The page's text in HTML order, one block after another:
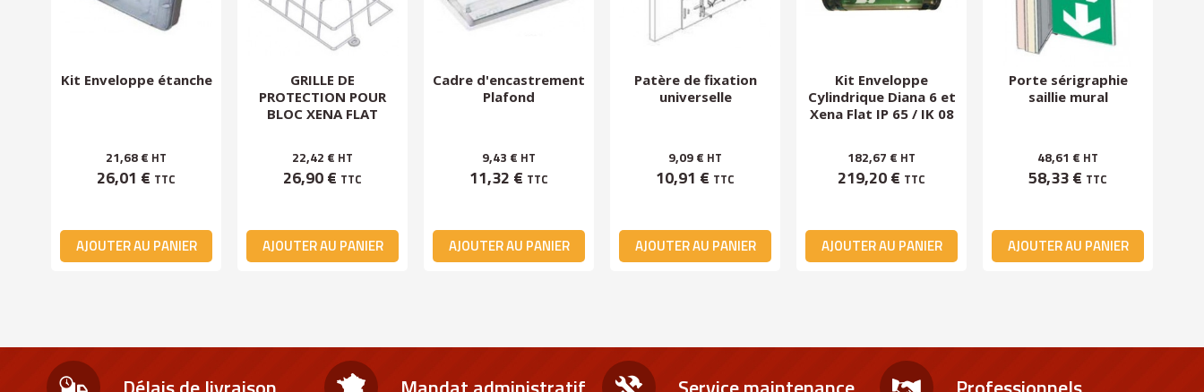
Kit Enveloppe étanche
21,68 € HT
26,01 € TTC
AJOUTER AU PANIER
GRILLE DE
PROTECTION POUR
BLOC XENA FLAT
22,42 € HT
26,90 € TTC
AJOUTER AU PANIER
Cadre d'encastrement
Plafond
9,43 € HT
11,32 € TTC
AJOUTER AU PANIER
Patère de fixation
universelle
9,09 € HT
10,91 € TTC
AJOUTER AU PANIER
Kit Enveloppe
Cylindrique Diana 6 et
Xena Flat IP 65 / IK 08
182,67 € HT
219,20 € TTC
AJOUTER AU PANIER
Porte sérigraphie
saillie mural
48,61 € HT
58,33 € TTC
AJOUTER AU PANIER